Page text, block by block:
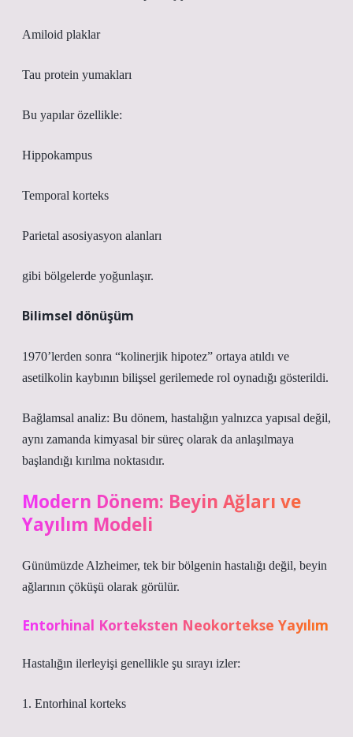
Amiloid plaklar
Tau protein yumakları
Bu yapılar özellikle:
Hippokampus
Temporal korteks
Parietal asosiyasyon alanları
gibi bölgelerde yoğunlaşır.
Bilimsel dönüşüm
1970’lerden sonra “kolinerjik hipotez” ortaya atıldı ve
asetilkolin kaybının bilişsel gerilemede rol oynadığı gösterildi.
Bağlamsal analiz: Bu dönem, hastalığın yalnızca yapısal değil,
aynı zamanda kimyasal bir süreç olarak da anlaşılmaya
başlandığı kırılma noktasıdır.
Modern Dönem: Beyin Ağları ve
Yayılım Modeli
Günümüzde Alzheimer, tek bir bölgenin hastalığı değil, beyin
ağlarının çöküşü olarak görülür.
Entorhinal Korteksten Neokortekse Yayılım
Hastalığın ilerleyişi genellikle şu sırayı izler:
1. Entorhinal korteks